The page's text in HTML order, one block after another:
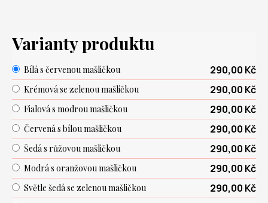
Varianty produktu
Bílá s červenou mašličkou 290,00 Kč
Krémová se zelenou mašličkou 290,00 Kč
Fialová s modrou mašličkou 290,00 Kč
Červená s bílou mašličkou 290,00 Kč
Šedá s růžovou mašličkou 290,00 Kč
Modrá s oranžovou mašličkou 290,00 Kč
Světle šedá se zelenou mašličkou 290,00 Kč